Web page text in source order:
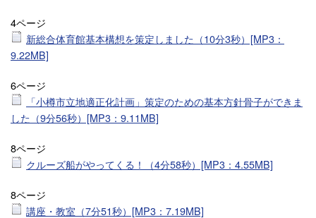
4ページ
新総合体育館基本構想を策定しました（10分3秒）[MP3：
9.22MB]
6ページ
「小樽市立地適正化計画」策定のための基本方針骨子ができま
した（9分56秒）[MP3：9.11MB]
8ページ
クルーズ船がやってくる！（4分58秒）[MP3：4.55MB]
8ページ
講座・教室（7分51秒）[MP3：7.19MB]